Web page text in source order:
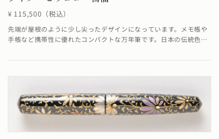
¥ 115,500（税込）
先端が屋根のように少し尖ったデザインになっています。メモ帳や
手帳など携帯性に優れたコンパクトな万年筆です。日本の伝統色で
し、柔らかさを感じる仕上がりになっています。鴇溜の「溜塗り」